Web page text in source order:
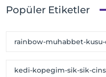
Popüler Etiketler
rainbow-muhabbet-
kedi-kopegim-sik-sik-